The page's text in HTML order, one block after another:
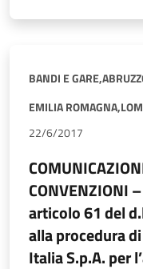
BANDI E GARE,
EMILIA ROMAGNA,
22/6/2017
CONVENZIONI
articolo 61 del
alla procedura
Italia S.p.A. per